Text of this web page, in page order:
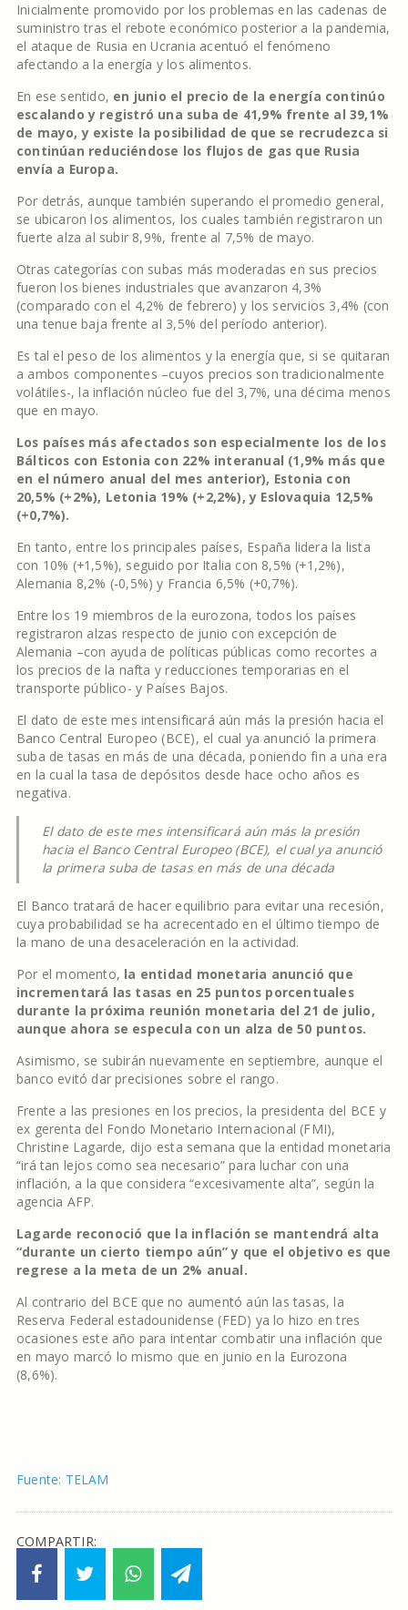
Inicialmente promovido por los problemas en las cadenas de
suministro tras el rebote económico posterior a la pandemia,
el ataque de Rusia en Ucrania acentuó el fenómeno
afectando a la energía y los alimentos.
En ese sentido, en junio el precio de la energía continúo
escalando y registró una suba de 41,9% frente al 39,1%
de mayo, y existe la posibilidad de que se recrudezca si
continúan reduciéndose los flujos de gas que Rusia
envía a Europa.
Por detrás, aunque también superando el promedio general,
se ubicaron los alimentos, los cuales también registraron un
fuerte alza al subir 8,9%, frente al 7,5% de mayo.
Otras categorías con subas más moderadas en sus precios
fueron los bienes industriales que avanzaron 4,3%
(comparado con el 4,2% de febrero) y los servicios 3,4% (con
una tenue baja frente al 3,5% del período anterior).
Es tal el peso de los alimentos y la energía que, si se quitaran
a ambos componentes –cuyos precios son tradicionalmente
volátiles-, la inflación núcleo fue del 3,7%, una décima menos
que en mayo.
Los países más afectados son especialmente los de los
Bálticos con Estonia con 22% interanual (1,9% más que
en el número anual del mes anterior), Estonia con
20,5% (+2%), Letonia 19% (+2,2%), y Eslovaquia 12,5%
(+0,7%).
En tanto, entre los principales países, España lidera la lista
con 10% (+1,5%), seguido por Italia con 8,5% (+1,2%),
Alemania 8,2% (-0,5%) y Francia 6,5% (+0,7%).
Entre los 19 miembros de la eurozona, todos los países
registraron alzas respecto de junio con excepción de
Alemania –con ayuda de políticas públicas como recortes a
los precios de la nafta y reducciones temporarias en el
transporte público- y Países Bajos.
El dato de este mes intensificará aún más la presión hacia el
Banco Central Europeo (BCE), el cual ya anunció la primera
suba de tasas en más de una década, poniendo fin a una era
en la cual la tasa de depósitos desde hace ocho años es
negativa.
El dato de este mes intensificará aún más la presión
hacia el Banco Central Europeo (BCE), el cual ya anunció
la primera suba de tasas en más de una década
El Banco tratará de hacer equilibrio para evitar una recesión,
cuya probabilidad se ha acrecentado en el último tiempo de
la mano de una desaceleración en la actividad.
Por el momento, la entidad monetaria anunció que
incrementará las tasas en 25 puntos porcentuales
durante la próxima reunión monetaria del 21 de julio,
aunque ahora se especula con un alza de 50 puntos.
Asimismo, se subirán nuevamente en septiembre, aunque el
banco evitó dar precisiones sobre el rango.
Frente a las presiones en los precios, la presidenta del BCE y
ex gerenta del Fondo Monetario Internacional (FMI),
Christine Lagarde, dijo esta semana que la entidad monetaria
“irá tan lejos como sea necesario” para luchar con una
inflación, a la que considera “excesivamente alta”, según la
agencia AFP.
Lagarde reconoció que la inflación se mantendrá alta
“durante un cierto tiempo aún” y que el objetivo es que
regrese a la meta de un 2% anual.
Al contrario del BCE que no aumentó aún las tasas, la
Reserva Federal estadounidense (FED) ya lo hizo en tres
ocasiones este año para intentar combatir una inflación que
en mayo marcó lo mismo que en junio en la Eurozona
(8,6%).
Fuente: TELAM
COMPARTIR: